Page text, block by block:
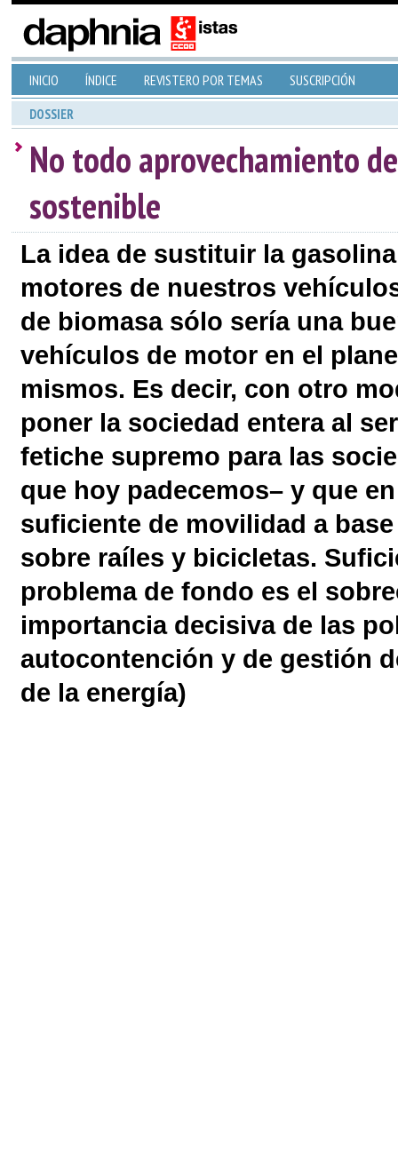
INICIO ÍNDICE REVISTERO POR TEMAS SUSCRIPCIÓN
DOSSIER
No todo aprovechamiento
sostenible
La idea de sustituir la
motores de nuestros
de biomasa sólo sería una
vehículos de motor en el
mismos. Es decir, con otro
poner la sociedad entera al
fetiche supremo para las
que hoy padecemos– y que
suficiente de movilidad a
sobre raíles y bicicletas.
problema de fondo es el
importancia decisiva de las
autocontención y de gestión
de la energía)